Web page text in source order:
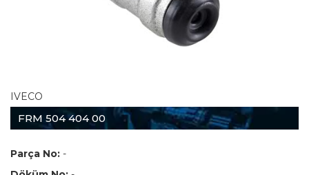
IVECO
FRM 504 404 00
Parça No: -